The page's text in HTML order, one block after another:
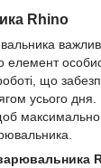
Rhino
що
усього